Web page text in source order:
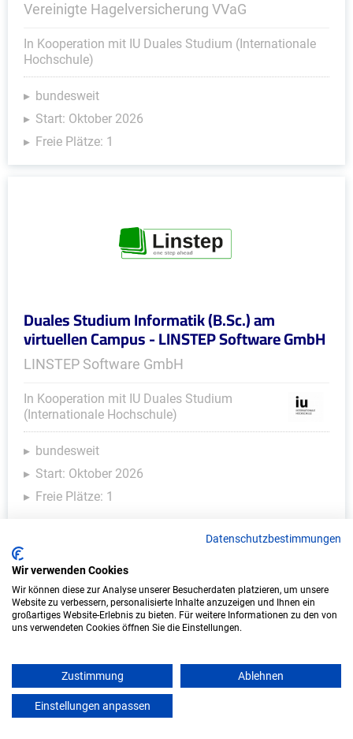
Vereinigte Hagelversicherung VVaG
In Kooperation mit IU Duales Studium (Internationale
Hochschule)
bundesweit
Start: Oktober 2026
Freie Plätze: 1
Duales Studium Informatik (B.Sc.) am
virtuellen Campus - LINSTEP Software GmbH
LINSTEP Software GmbH
In Kooperation mit IU Duales Studium
(Internationale Hochschule)
bundesweit
Start: Oktober 2026
Freie Plätze: 1
Duales Studium Informatik (B.Sc.) am
virtuellen Campus - COMPUTIME
Netzwerkservice GmbH
Datenschutzbestimmungen
Wir verwenden Cookies
Wir können diese zur Analyse unserer Besucherdaten platzieren, um unsere
Website zu verbessern, personalisierte Inhalte anzuzeigen und Ihnen ein
großartiges Website-Erlebnis zu bieten. Für weitere Informationen zu den von
uns verwendeten Cookies öffnen Sie die Einstellungen.
Zustimmung Ablehnen
Einstellungen anpassen